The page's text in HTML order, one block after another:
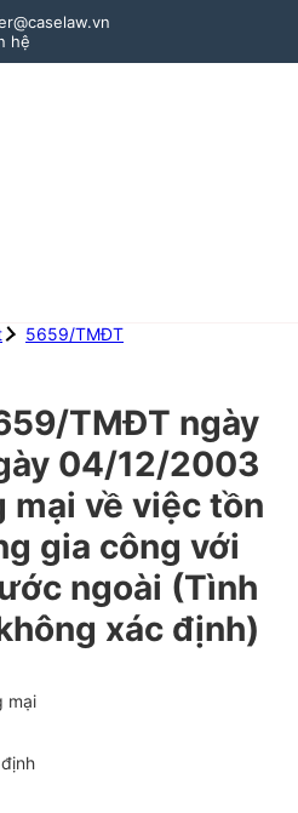
hệ
5659/TMĐT
TMĐT ngày
04/12/2003
mại về việc tồn
gia công với
ngoài (Tình
xác định)
mại